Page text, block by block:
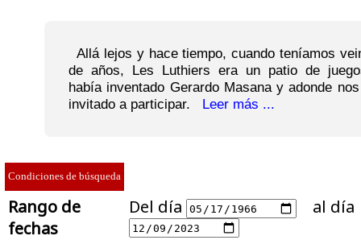
Allá lejos y hace tiempo, cuando teníamos
de años, Les Luthiers era un patio de
había inventado Gerardo Masana y adonde
invitado a participar.
Leer más ...
Condiciones de búsqueda
Rango de
fechas
Del día al día